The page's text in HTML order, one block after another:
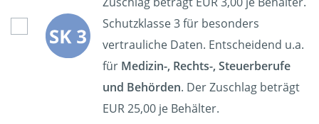
Schutzklasse 3 für besonders
vertrauliche Daten. Entscheidend u.a.
für Medizin-, Rechts-, Steuerberufe
und Behörden. Der Zuschlag beträgt
EUR 25,00 je Behälter.